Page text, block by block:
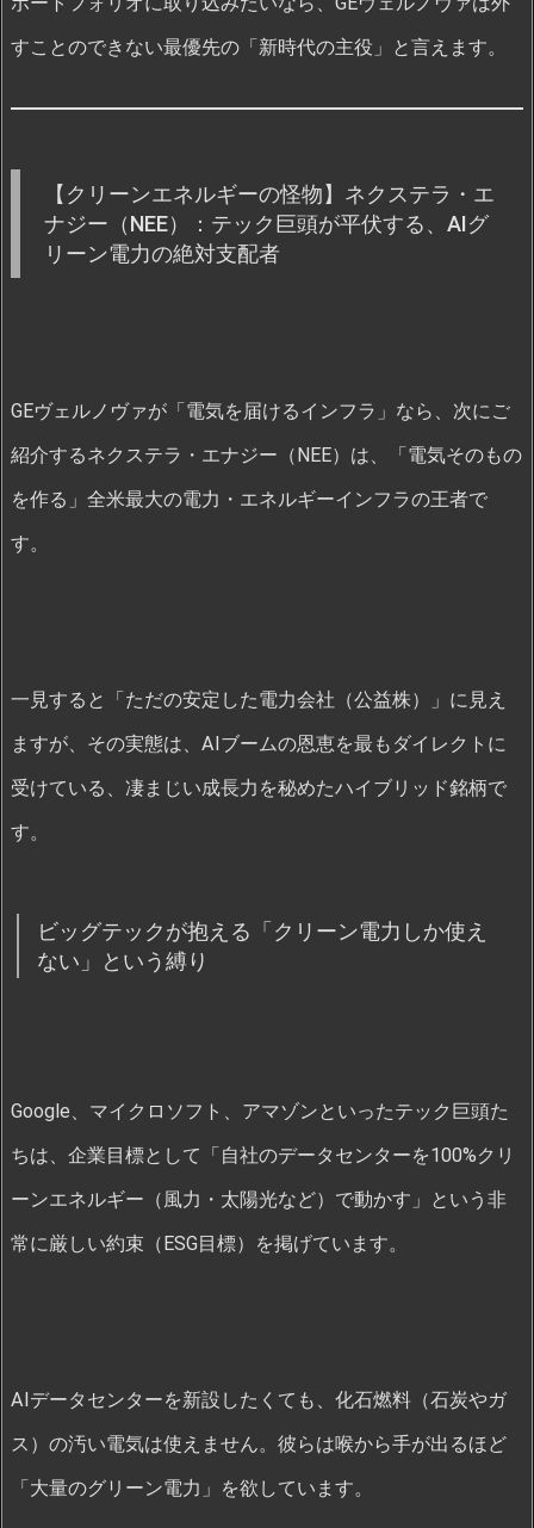
すことのできない最優先の「新時代の主役」と言えます。
【クリーンエネルギーの怪物】ネクステラ・エ
ナジー（NEE）：テック巨頭が平伏する、AIグ
リーン電力の絶対支配者
GEヴェルノヴァが「電気を届けるインフラ」なら、次にご
紹介するネクステラ・エナジー（NEE）は、「電気そのもの
を作る」全米最大の電力・エネルギーインフラの王者で
す。
一見すると「ただの安定した電力会社（公益株）」に見え
ますが、その実態は、AIブームの恩恵を最もダイレクトに
受けている、凄まじい成長力を秘めたハイブリッド銘柄で
す。
ビッグテックが抱える「クリーン電力しか使え
ない」という縛り
Google、マイクロソフト、アマゾンといったテック巨頭た
ちは、企業目標として「自社のデータセンターを100%クリ
ーンエネルギー（風力・太陽光など）で動かす」という非
常に厳しい約束（ESG目標）を掲げています。
AIデータセンターを新設したくても、化石燃料（石炭やガ
ス）の汚い電気は使えません。彼らは喉から手が出るほど
「大量のグリーン電力」を欲しています。